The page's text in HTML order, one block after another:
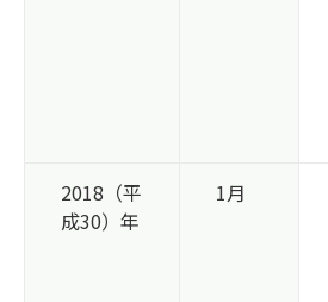
2018（平
成30）年
1月